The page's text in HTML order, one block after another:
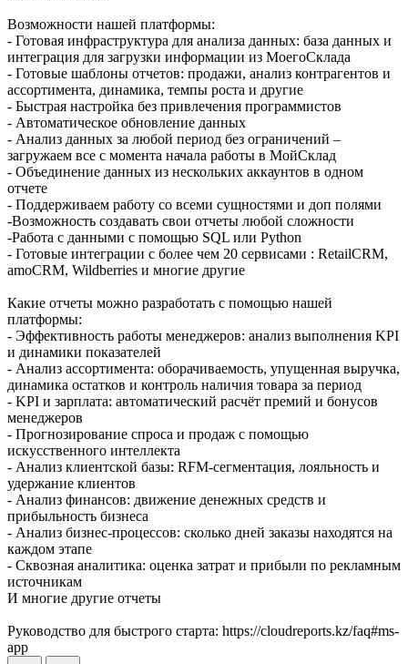
Возможности нашей платформы:
- Готовая инфраструктура для анализа данных: база данных и
интеграция для загрузки информации из МоегоСклада
- Готовые шаблоны отчетов: продажи, анализ контрагентов и
ассортимента, динамика, темпы роста и другие
- Быстрая настройка без привлечения программистов
- Автоматическое обновление данных
- Анализ данных за любой период без ограничений –
загружаем все с момента начала работы в МойСклад
- Объединение данных из нескольких аккаунтов в одном
отчете
- Поддерживаем работу со всеми сущностями и доп полями
-Возможность создавать свои отчеты любой сложности
-Работа с данными с помощью SQL или Python
- Готовые интеграции с более чем 20 сервисами : RetailCRM,
amoCRM, Wildberries и многие другие
Какие отчеты можно разработать с помощью нашей
платформы:
- Эффективность работы менеджеров: анализ выполнения KPI
и динамики показателей
- Анализ ассортимента: оборачиваемость, упущенная выручка,
динамика остатков и контроль наличия товара за период
- KPI и зарплата: автоматический расчёт премий и бонусов
менеджеров
- Прогнозирование спроса и продаж с помощью
искусственного интеллекта
- Анализ клиентской базы: RFM-сегментация, лояльность и
удержание клиентов
- Анализ финансов: движение денежных средств и
прибыльность бизнеса
- Анализ бизнес-процессов: сколько дней заказы находятся на
каждом этапе
- Сквозная аналитика: оценка затрат и прибыли по рекламным
источникам
И многие другие отчеты
Руководство для быстрого старта: https://cloudreports.kz/faq#ms-
app